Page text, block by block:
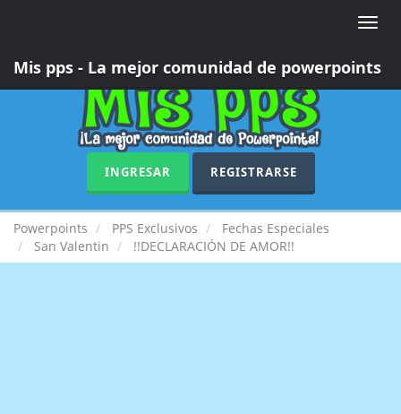
Toggle
Mis pps - La mejor comunidad de powerpoints
INGRESAR REGISTRARSE
Powerpoints PPS Exclusivos
Fechas Especiales
San Valentin
!!DECLARACIÓN DE AMOR!!